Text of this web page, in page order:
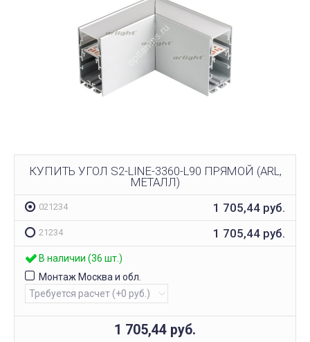
КУПИТЬ УГОЛ S2-LINE-3360-L90 ПРЯМОЙ (ARL,
МЕТАЛЛ)
021234 1 705,44 руб.
21234 1 705,44 руб.
В наличии (36 шт.)
Монтаж Москва и обл.
1 705,44 руб.